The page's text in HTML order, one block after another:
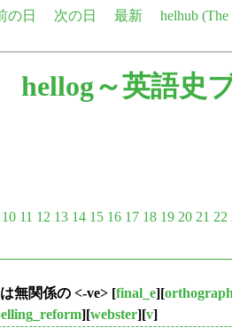
の日 次の日 最新
helhub
hellog～英語史
10 11 12 13 14 15 16 17 18 19 20 21 22
無関係の <-ve> [final_e][
][webster][v]